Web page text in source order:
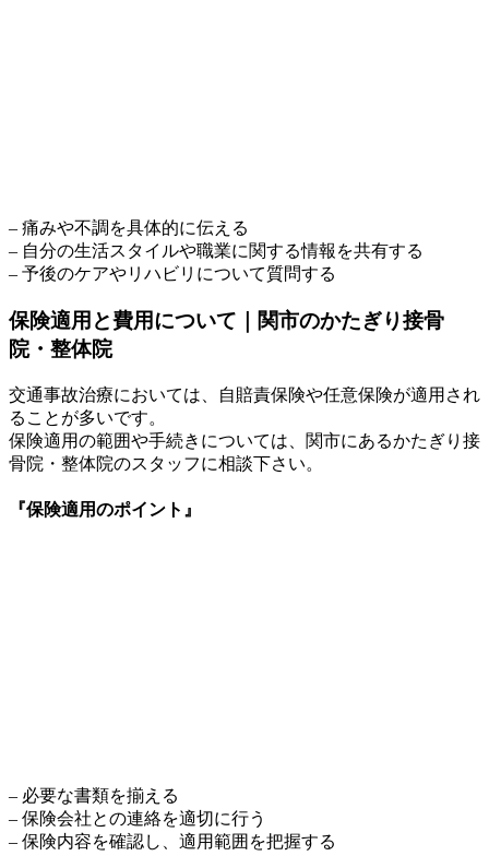
– 痛みや不調を具体的に伝える
– 自分の生活スタイルや職業に関する情報を共有する
– 予後のケアやリハビリについて質問する
保険適用と費用について｜関市のかたぎり接骨
院・整体院
交通事故治療においては、自賠責保険や任意保険が適用され
ることが多いです。
保険適用の範囲や手続きについては、関市にあるかたぎり接
骨院・整体院のスタッフに相談下さい。
『保険適用のポイント』
– 必要な書類を揃える
– 保険会社との連絡を適切に行う
– 保険内容を確認し、適用範囲を把握する